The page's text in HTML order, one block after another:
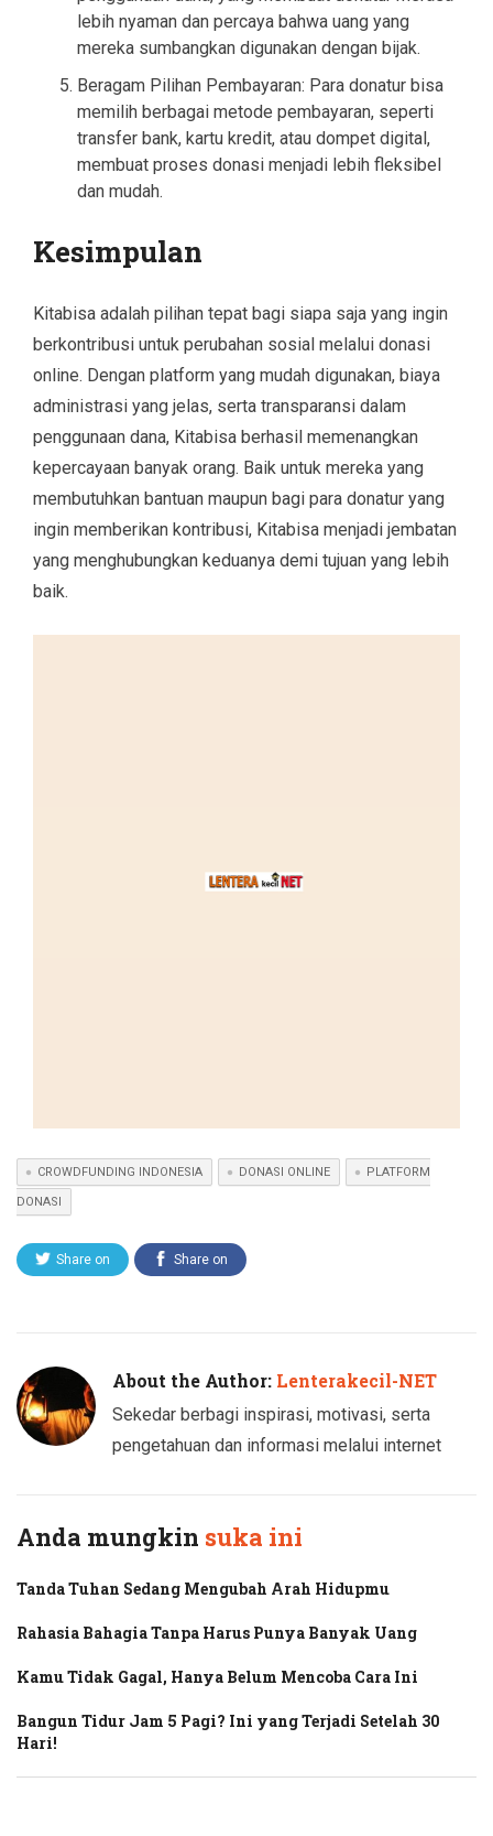
lebih nyaman dan percaya bahwa uang yang
mereka sumbangkan digunakan dengan bijak.
Beragam Pilihan Pembayaran: Para donatur bisa
memilih berbagai metode pembayaran, seperti
transfer bank, kartu kredit, atau dompet digital,
membuat proses donasi menjadi lebih fleksibel
dan mudah.
Kesimpulan
Kitabisa adalah pilihan tepat bagi siapa saja yang ingin
berkontribusi untuk perubahan sosial melalui donasi
online. Dengan platform yang mudah digunakan, biaya
administrasi yang jelas, serta transparansi dalam
penggunaan dana, Kitabisa berhasil memenangkan
kepercayaan banyak orang. Baik untuk mereka yang
membutuhkan bantuan maupun bagi para donatur yang
ingin memberikan kontribusi, Kitabisa menjadi jembatan
yang menghubungkan keduanya demi tujuan yang lebih
baik.
CROWDFUNDING INDONESIA DONASI ONLINE PLATFORM
DONASI
Share on Share on
About the Author: Lenterakecil-NET
Sekedar berbagi inspirasi, motivasi, serta
pengetahuan dan informasi melalui internet
Anda mungkin suka ini
Tanda Tuhan Sedang Mengubah Arah Hidupmu
Rahasia Bahagia Tanpa Harus Punya Banyak Uang
Kamu Tidak Gagal, Hanya Belum Mencoba Cara Ini
Bangun Tidur Jam 5 Pagi? Ini yang Terjadi Setelah 30
Hari!